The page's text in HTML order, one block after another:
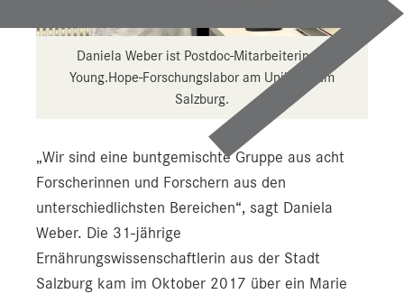
Daniela Weber ist Postdoc-Mitarbeiterin im
Young.Hope-Forschungslabor am Uniklinikum
Salzburg.
„Wir sind eine buntgemischte Gruppe aus acht
Forscherinnen und Forschern aus den
unterschiedlichsten Bereichen“, sagt Daniela
Weber. Die 31-jährige
Ernährungswissenschaftlerin aus der Stadt
Salzburg kam im Oktober 2017 über ein Marie